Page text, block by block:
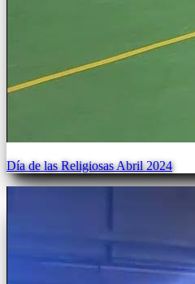
Día de las Religiosas Abril 2024